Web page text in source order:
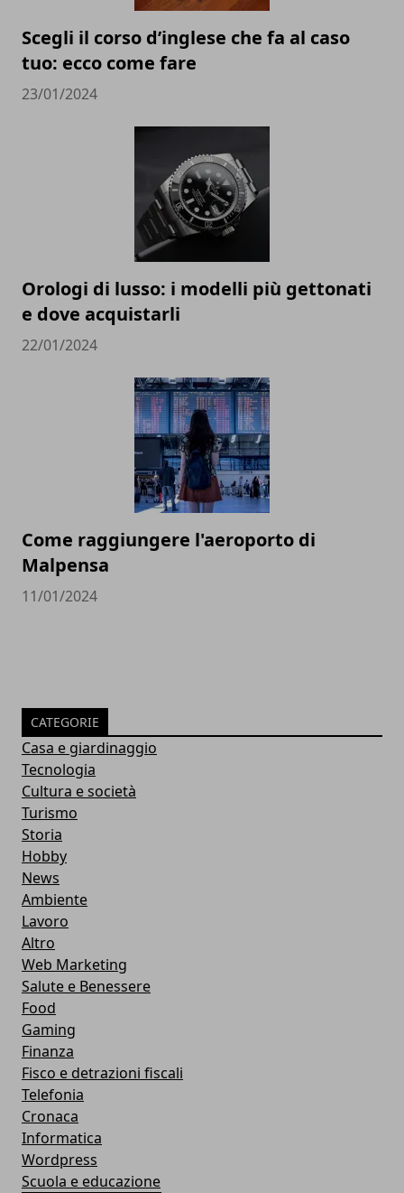
Scegli il corso d’inglese che fa al caso
tuo: ecco come fare
23/01/2024
Orologi di lusso: i modelli più gettonati
e dove acquistarli
22/01/2024
Come raggiungere l'aeroporto di
Malpensa
11/01/2024
CATEGORIE
Casa e giardinaggio
Tecnologia
Cultura e società
Turismo
Storia
Hobby
News
Ambiente
Lavoro
Altro
Web Marketing
Salute e Benessere
Food
Gaming
Finanza
Fisco e detrazioni fiscali
Telefonia
Cronaca
Informatica
Wordpress
Scuola e educazione